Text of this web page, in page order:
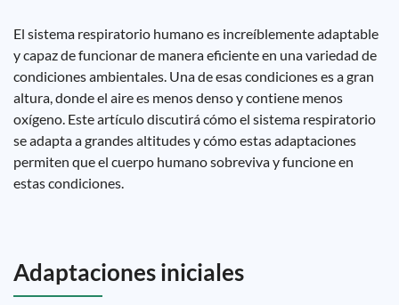
El sistema respiratorio humano es increíblemente adaptable
y capaz de funcionar de manera eficiente en una variedad de
condiciones ambientales. Una de esas condiciones es a gran
altura, donde el aire es menos denso y contiene menos
oxígeno. Este artículo discutirá cómo el sistema respiratorio
se adapta a grandes altitudes y cómo estas adaptaciones
permiten que el cuerpo humano sobreviva y funcione en
estas condiciones.
Adaptaciones iniciales